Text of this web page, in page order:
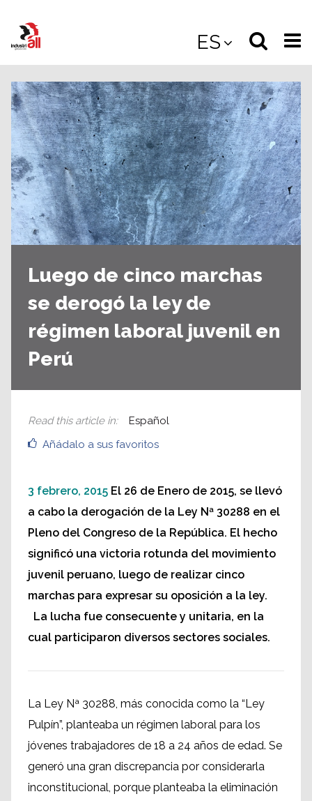
main
ES
Select
the
site
Luego de cinco marchas
se derogó la ley de
régimen laboral juvenil en
Perú
Añádalo a sus favoritos
Read this article in: Español
3 febrero, 2015 El 26 de Enero de 2015, se llevó
a cabo la derogación de la Ley Nª 30288 en el
Pleno del Congreso de la República. El hecho
significó una victoria rotunda del movimiento
juvenil peruano, luego de realizar cinco
marchas para expresar su oposición a la ley.
La lucha fue consecuente y unitaria, en la
cual participaron diversos sectores sociales.
La Ley Nª 30288, más conocida como la “Ley
Pulpín”, planteaba un régimen laboral para los
jóvenes trabajadores de 18 a 24 años de edad. Se
generó una gran discrepancia por considerarla
inconstitucional, porque planteaba la eliminación